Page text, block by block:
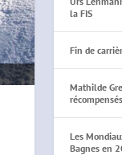
la FIS
Fin de
Mathilde
récompensés
Les
Bagnes en